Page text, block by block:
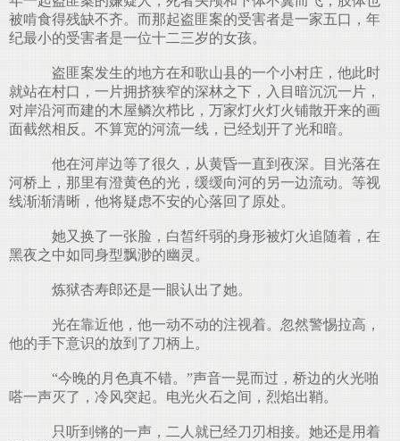
被啃食得残缺不齐。而那起盗匪案的受害者是一家五口，年
纪最小的受害者是一位十二三岁的女孩。
盗匪案发生的地方在和歌山县的一个小村庄，他此时
就站在村口，一片拥挤狭窄的深林之下，入目暗沉沉一片，
对岸沿河而建的木屋鳞次栉比，万家灯火灯火铺散开来的画
面截然相反。不算宽的河流一线，已经划开了光和暗。
他在河岸边等了很久，从黄昏一直到夜深。目光落在
河桥上，那里有澄黄色的光，缓缓向河的另一边流动。等视
线渐渐清晰，他将疑虑不安的心落回了原处。
她又换了一张脸，白皙纤弱的身形被灯火追随着，在
黑夜之中如同身型飘渺的幽灵。
炼狱杏寿郎还是一眼认出了她。
光在靠近他，他一动不动的注视着。忽然警惕拉高，
他的手下意识的放到了刀柄上。
“今晚的月色真不错。”声音一晃而过，桥边的火光啪
嗒一声灭了，冷风突起。电光火石之间，烈焰出鞘。
只听到锵的一声，二人就已经刀刃相接。她还是用着